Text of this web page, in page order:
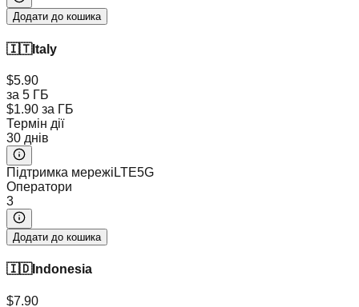
Додати до кошика
🇮🇹Italy
$5.90
за 5 ГБ
$1.90 за ГБ
Термін дії
30 днів
Підтримка мережі LTE5G
Оператори
3
Додати до кошика
🇮🇩Indonesia
$7.90